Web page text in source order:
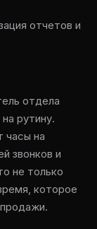
отчетов и
отдела
рутину.
часы на
звонков и
не только
которое